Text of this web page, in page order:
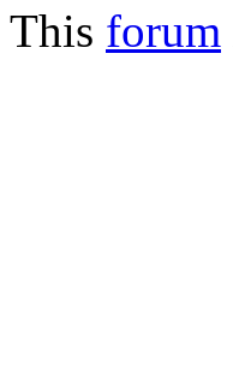
This forum